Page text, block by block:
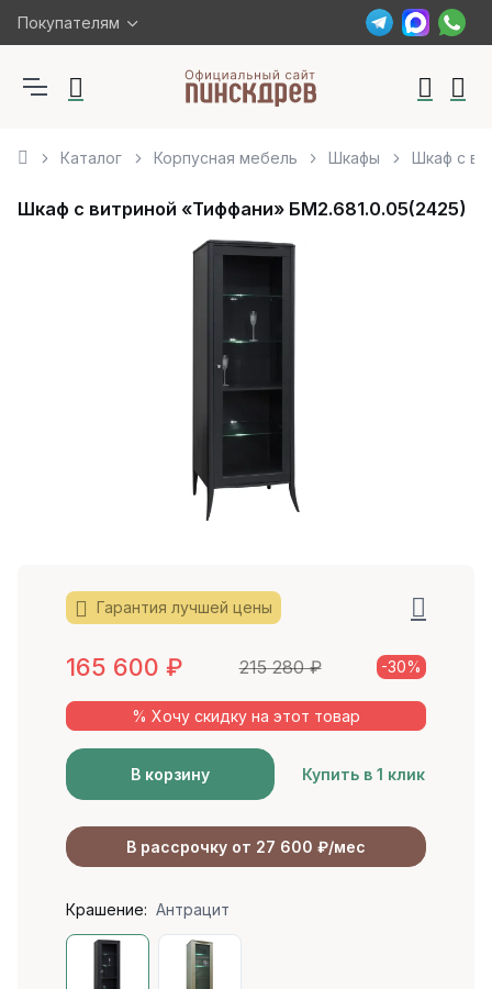
Покупателям
Каталог Корпусная мебель Шкафы Шкаф с
Шкаф с витриной «Тиффани» БМ2.681.0.05(2425)
Гарантия лучшей цены
165 600 ₽ 215 280₽ -30%
% Хочу скидку на этот товар
В корзину Купить в 1 клик
В рассрочку от 27 600 ₽/мес
Крашение: Антрацит